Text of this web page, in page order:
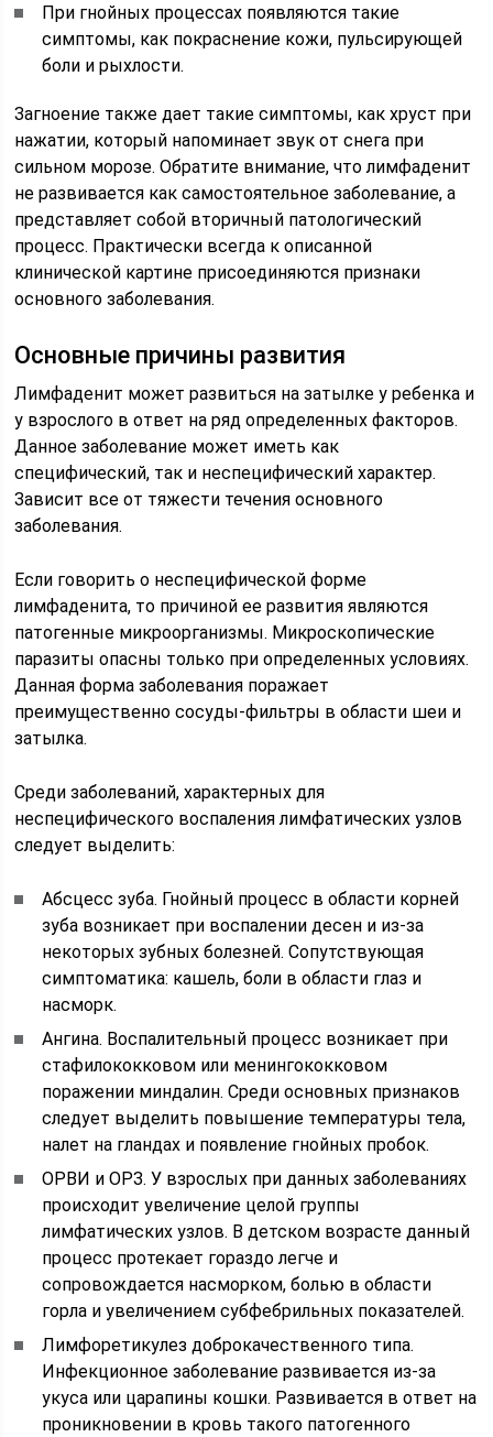
При гнойных процессах появляются такие
симптомы, как покраснение кожи, пульсирующей
боли и рыхлости.
Загноение также дает такие симптомы, как хруст при
нажатии, который напоминает звук от снега при
сильном морозе. Обратите внимание, что лимфаденит
не развивается как самостоятельное заболевание, а
представляет собой вторичный патологический
процесс. Практически всегда к описанной
клинической картине присоединяются признаки
основного заболевания.
Основные причины развития
Лимфаденит может развиться на затылке у ребенка и
у взрослого в ответ на ряд определенных факторов.
Данное заболевание может иметь как
специфический, так и неспецифический характер.
Зависит все от тяжести течения основного
заболевания.
Если говорить о неспецифической форме
лимфаденита, то причиной ее развития являются
патогенные микроорганизмы. Микроскопические
паразиты опасны только при определенных условиях.
Данная форма заболевания поражает
преимущественно сосуды-фильтры в области шеи и
затылка.
Среди заболеваний, характерных для
неспецифического воспаления лимфатических узлов
следует выделить:
Абсцесс зуба. Гнойный процесс в области корней
зуба возникает при воспалении десен и из-за
некоторых зубных болезней. Сопутствующая
симптоматика: кашель, боли в области глаз и
насморк.
Ангина. Воспалительный процесс возникает при
стафилококковом или менингококковом
поражении миндалин. Среди основных признаков
следует выделить повышение температуры тела,
налет на гландах и появление гнойных пробок.
ОРВИ и ОРЗ. У взрослых при данных заболеваниях
происходит увеличение целой группы
лимфатических узлов. В детском возрасте данный
процесс протекает гораздо легче и
сопровождается насморком, болью в области
горла и увеличением субфебрильных показателей.
Лимфоретикулез доброкачественного типа.
Инфекционное заболевание развивается из-за
укуса или царапины кошки. Развивается в ответ на
проникновении в кровь такого патогенного